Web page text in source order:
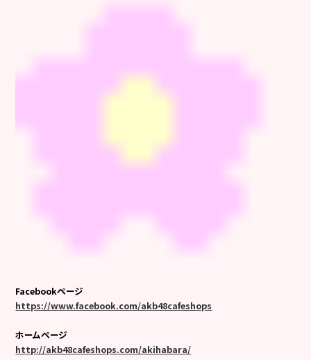
Facebookページ
https://www.facebook.com/akb48cafeshops
ホームページ
http://akb48cafeshops.com/akihabara/